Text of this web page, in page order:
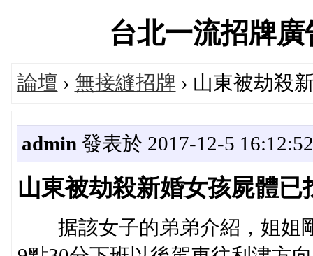
台北一流招牌
論壇 › 無接縫招牌 › 山東被劫殺
admin 發表於 2017-12-5 16:12:52
山東被劫殺新婚女孩屍體
据該女子的弟弟介紹，姐姐